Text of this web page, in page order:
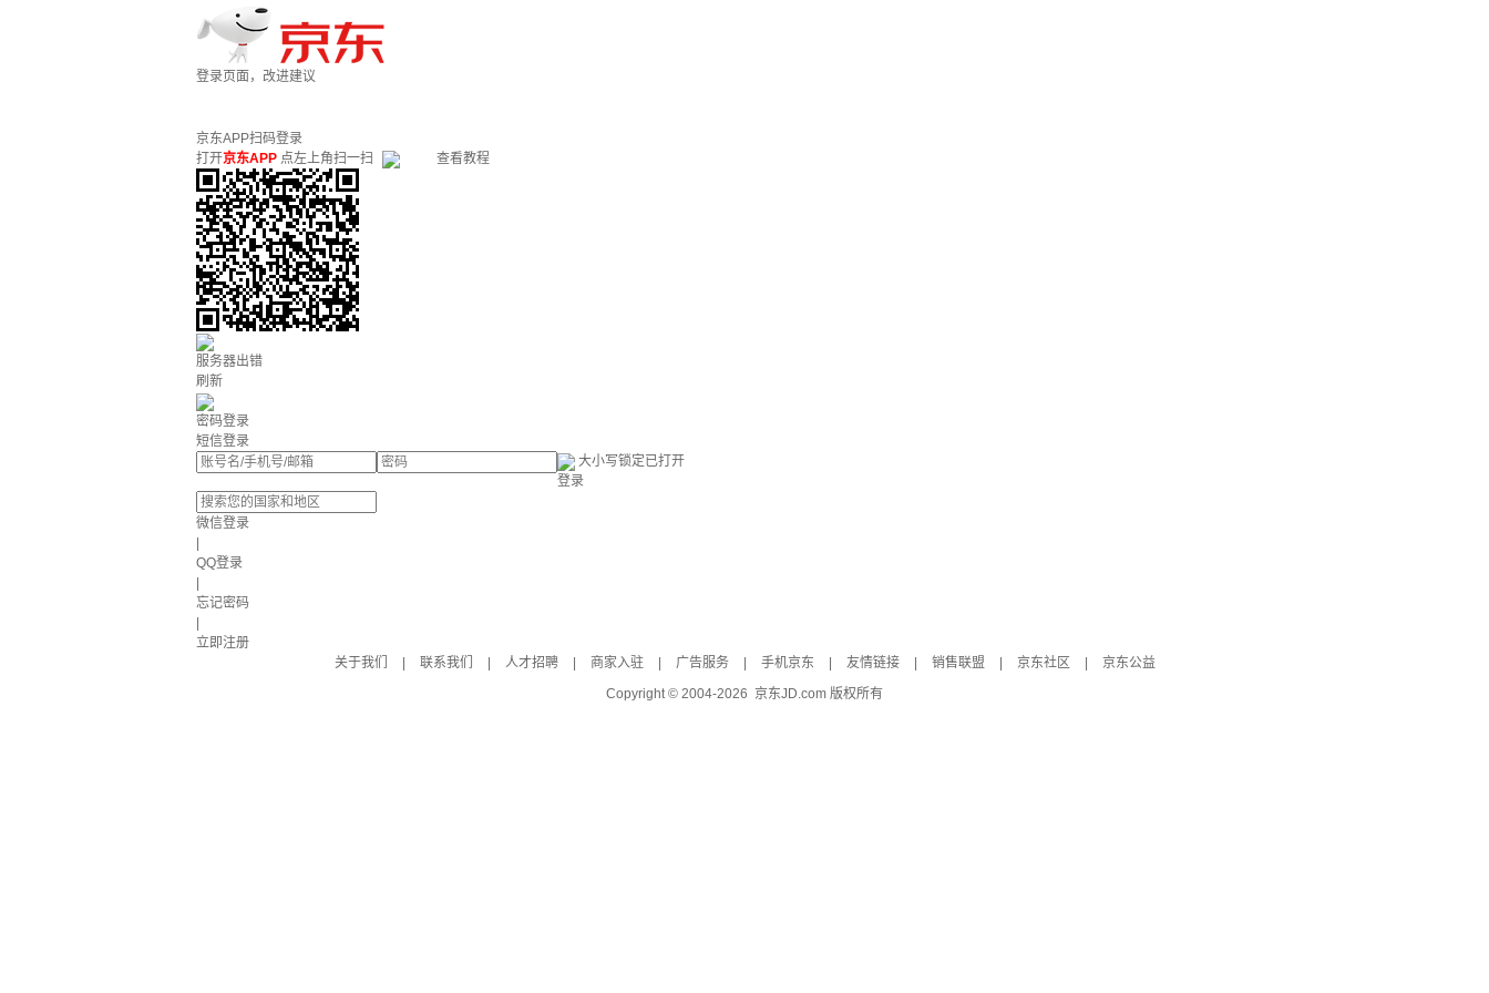
登录页面，改进建议
京东APP扫码登录
打开京东APP 点左上角扫一扫 查看教程
服务器出错
刷新
密码登录
短信登录
大小写锁定已打开
登录
微信登录
QQ登录
忘记密码
立即注册
关于我们
联系我们 人才招聘 商家入驻 广告服务 手机京东 友情链接 销售联盟 京东社区
京东公益
Copyright © 2004-2026 京东JD.com 版权所有